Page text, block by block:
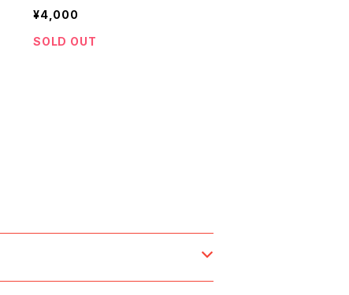
¥4,000
SOLD OUT